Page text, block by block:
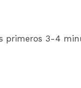
3-4